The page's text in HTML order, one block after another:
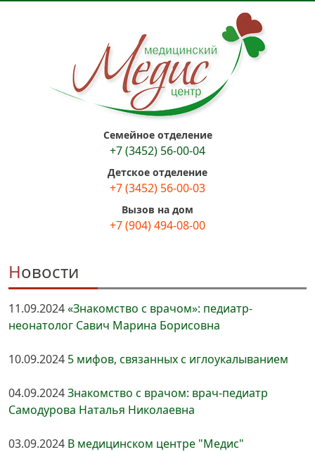
Семейное отделение
+7 (3452) 56-00-04
Детское отделение
+7 (3452) 56-00-03
Вызов на дом
+7 (904) 494-08-00
Новости
11.09.2024«Знакомство с врачом»: педиатр-
неонатолог Савич Марина Борисовна
10.09.2024 5 мифов, связанных с иглоукалыванием
04.09.2024Знакомство с врачом: врач-педиатр
Самодурова Наталья Николаевна
03.09.2024 В медицинском центре "Медис"